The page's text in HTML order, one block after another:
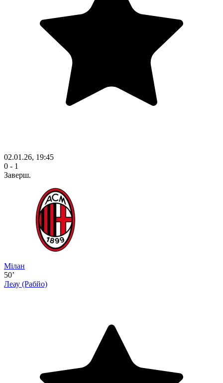
02.01.26, 19:45
0 - 1
Заверш.
Мілан
50’
Леау (Рабйо)